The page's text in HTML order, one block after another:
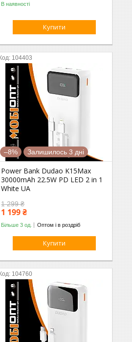
В наявності
Купити
104403
–8% Залишилось 3 дні
Power Bank Dudao K15Max
30000mAh 22.5W PD LED 2 in 1
White UA
1 299 ₴
1 199 ₴
Більше 3 од. Оптом і в роздріб
Купити
104760